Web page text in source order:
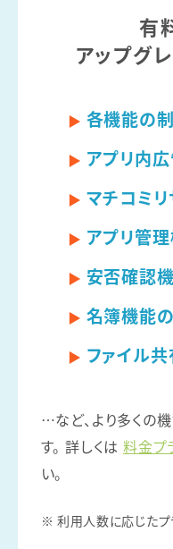
有
アップグ
各機能の
アプリ内
マチコミ
アプリ管
安否確認
名簿機能
ファイル
…など、より多くの
す。 詳しくは 料金プ
い。
※ 利用人数に応じたプ